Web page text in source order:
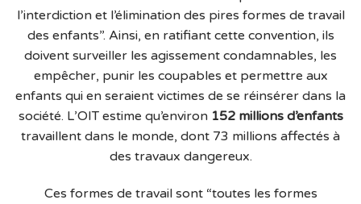
l’interdiction et l’élimination des pires formes de travail
des enfants”. Ainsi, en ratifiant cette convention, ils
doivent surveiller les agissement condamnables, les
empêcher, punir les coupables et permettre aux
enfants qui en seraient victimes de se réinsérer dans la
société. L’OIT estime qu’environ 152 millions d’enfants
travaillent dans le monde, dont 73 millions affectés à
des travaux dangereux.
Ces formes de travail sont “toutes les formes